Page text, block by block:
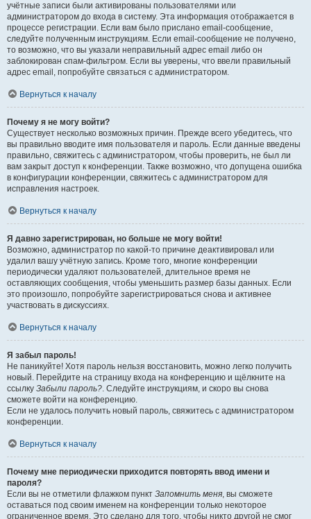
учётные записи были активированы пользователями или
администратором до входа в систему. Эта информация отображается в
процессе регистрации. Если вам было прислано email-сообщение,
следуйте полученным инструкциям. Если email-сообщение не получено,
то возможно, что вы указали неправильный адрес email либо он
заблокирован спам-фильтром. Если вы уверены, что ввели правильный
адрес email, попробуйте связаться с администратором.
Вернуться к началу
Почему я не могу войти?
Существует несколько возможных причин. Прежде всего убедитесь, что
вы правильно вводите имя пользователя и пароль. Если данные введены
правильно, свяжитесь с администратором, чтобы проверить, не был ли
вам закрыт доступ к конференции. Также возможно, что допущена ошибка
в конфигурации конференции, свяжитесь с администратором для
исправления настроек.
Вернуться к началу
Я давно зарегистрирован, но больше не могу войти!
Возможно, администратор по какой-то причине деактивировал или
удалил вашу учётную запись. Кроме того, многие конференции
периодически удаляют пользователей, длительное время не
оставляющих сообщения, чтобы уменьшить размер базы данных. Если
это произошло, попробуйте зарегистрироваться снова и активнее
участвовать в дискуссиях.
Вернуться к началу
Я забыл пароль!
Не паникуйте! Хотя пароль нельзя восстановить, можно легко получить
новый. Перейдите на страницу входа на конференцию и щёлкните на
ссылку Забыли пароль?. Следуйте инструкциям, и скоро вы снова
сможете войти на конференцию.
Если не удалось получить новый пароль, свяжитесь с администратором
конференции.
Вернуться к началу
Почему мне периодически приходится повторять ввод имени и
пароля?
Если вы не отметили флажком пункт Запомнить меня, вы сможете
оставаться под своим именем на конференции только некоторое
ограниченное время. Это сделано для того, чтобы никто другой не смог